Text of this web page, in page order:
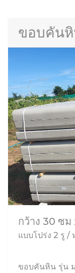
ขอบคัน
กว้าง 30 ซม
แบบโปร่ง 2 รู /
ขอบคันหิน รุ่น